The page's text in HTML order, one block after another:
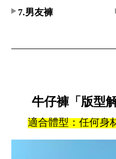
7.男友褲
牛仔褲「版型
適合體型：任何身